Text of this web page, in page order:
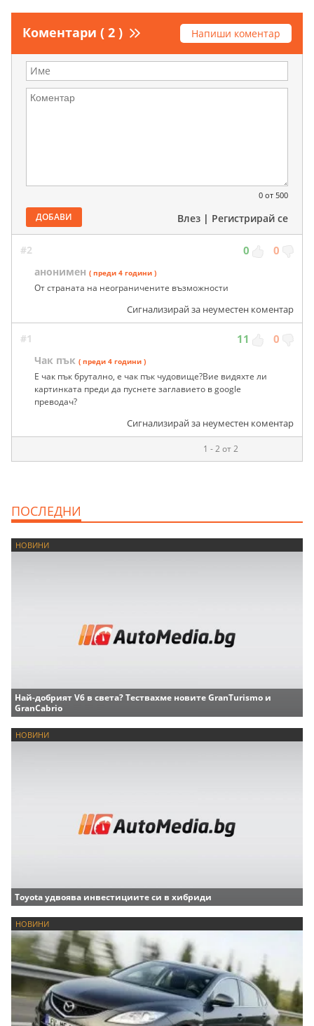
Коментари ( 2 ) Напиши коментар
0 от 500
ДОБАВИ Влез Регистрирай се
#2 0 0
анонимен ( преди 4 години )
От страната на неограничените възможности
Сигнализирай за неуместен коментар
#1 11 0
Чак пък ( преди 4 години )
Е чак пък брутално, е чак пък чудовище?Вие видяхте ли
картинката преди да пуснете заглавието в google
преводач?
Сигнализирай за неуместен коментар
1 - 2 от 2
ПОСЛЕДНИ
НОВИНИ
Най-добрият V6 в света? Тествахме новите GranTurismo и
GranCabrio
НОВИНИ
Toyota удвоява инвестициите си в хибриди
НОВИНИ